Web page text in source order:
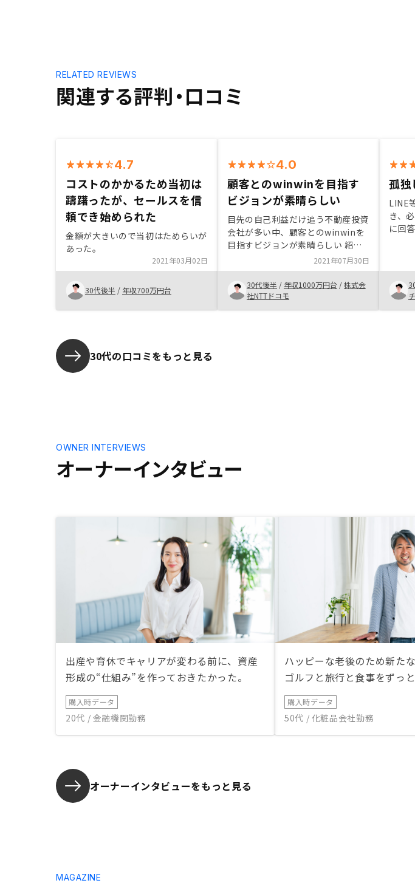
関連する評判・口コミ
RELATED REVIEWS
4.7
コストのかかるため当初は
躊躇ったが、セールスを信
頼でき始められた
金額が大きいので当初はためらいが
あった。
2021年03月02日
30代後半 / 年収700万円台
4.0
顧客とのwinwinを目指す
ビジョンが素晴らしい
目先の自己利益だけ追う不動産投資
会社が多い中、顧客とのwinwinを
目指すビジョンが素晴らしい 紹介
2021年07月30日
30代後半 / 年収1000万円台 /株式会
社NTTドコモ
孤独
LINE
き、
に回
練れ
思い
30代の口コミをもっと見る
オーナーインタビュー
OWNER INTERVIEWS
出産や育休でキャリアが変わる前に、資産
形成の“仕組み”を作っておきたかった。
購入時データ
20代 / 金融機関勤務
ハッピーな老後のため新た
ゴルフと旅行と食事をずっ
購入時データ
50代 / 化粧品会社勤務
オーナーインタビューをもっと見る
MAGAZINE